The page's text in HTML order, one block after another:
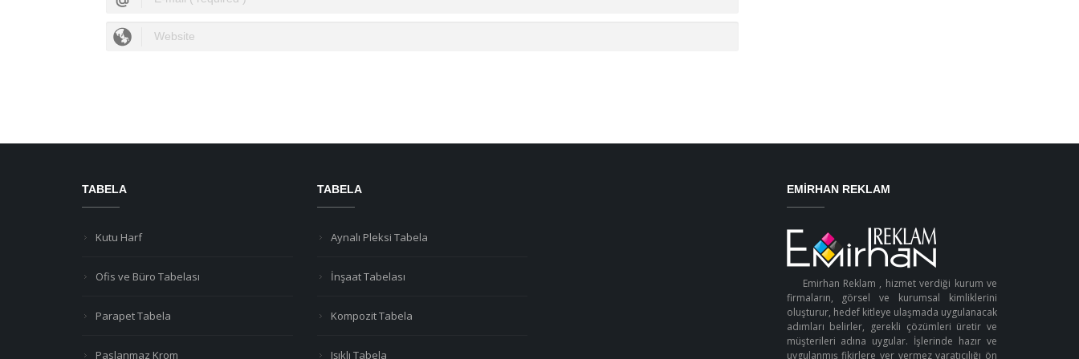
TABELA
Kutu Harf
Ofis ve Büro Tabelası
Parapet Tabela
Paslanmaz Krom
TABELA
Aynalı Pleksi Tabela
İnşaat Tabelası
Kompozit Tabela
Işıklı Tabela
EMIRHAN REKLAM
Emirhan Reklam , hizmet verdiği kurum ve
firmaların, görsel ve kurumsal kimliklerini
oluşturur, hedef kitleye ulaşmada uygulanacak
adımları belirler, gerekli çözümleri üretir ve
müşterileri adına uygular. İşlerinde hazır ve
uygulanmış fikirlere yer vermez yaratıcılığı ön